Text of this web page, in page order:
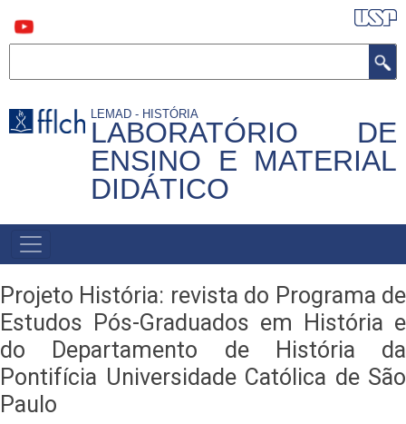
para
LEMAD - HISTÓRIA
LABORATÓRIO DE
ENSINO E MATERIAL
DIDÁTICO
MAIN
NAVIGATION
Projeto História: revista do Programa de
Estudos Pós-Graduados em História e
do Departamento de História da
Pontifícia Universidade Católica de São
Paulo